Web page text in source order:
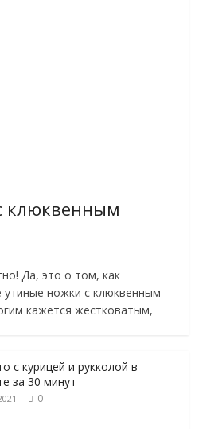
клюквенным
Да, это о том, как
утиные ножки с клюквенным
кажется жестковатым,
с курицей и рукколой в
за 30 минут
0